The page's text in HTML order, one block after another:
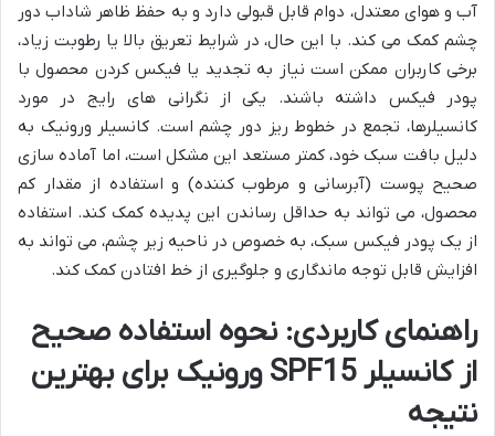
آب و هوای معتدل، دوام قابل قبولی دارد و به حفظ ظاهر شاداب دور
چشم کمک می کند. با این حال، در شرایط تعریق بالا یا رطوبت زیاد،
برخی کاربران ممکن است نیاز به تجدید یا فیکس کردن محصول با
پودر فیکس داشته باشند. یکی از نگرانی های رایج در مورد
کانسیلرها، تجمع در خطوط ریز دور چشم است. کانسیلر ورونیک به
دلیل بافت سبک خود، کمتر مستعد این مشکل است، اما آماده سازی
صحیح پوست (آبرسانی و مرطوب کننده) و استفاده از مقدار کم
محصول، می تواند به حداقل رساندن این پدیده کمک کند. استفاده
از یک پودر فیکس سبک، به خصوص در ناحیه زیر چشم، می تواند به
افزایش قابل توجه ماندگاری و جلوگیری از خط افتادن کمک کند.
راهنمای کاربردی: نحوه استفاده صحیح
از کانسیلر SPF15 ورونیک برای بهترین
نتیجه